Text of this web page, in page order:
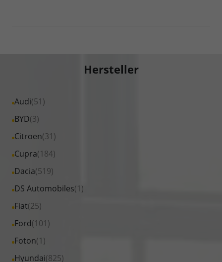
Hersteller
Audi(51)
Alle
Fahrzeuge
Audi
anzeigen
BYD(3)
Alle
Fahrzeuge
BYD
anzeigen
Citroen(31)
Alle
Fahrzeuge
Citroen
anzeigen
Cupra(184)
Alle
Fahrzeuge
Cupra
anzeigen
Dacia(519)
Alle
Fahrzeuge
Dacia
anzeigen
DS Automobiles(1)
Alle
Fahrzeuge
DS
Automobiles
anzeigen
Fiat(25)
Alle
Fahrzeuge
Fiat
anzeigen
Ford(101)
Alle
Fahrzeuge
Foton(1)
Alle
Fahrzeuge
Hyundai(825)
Alle